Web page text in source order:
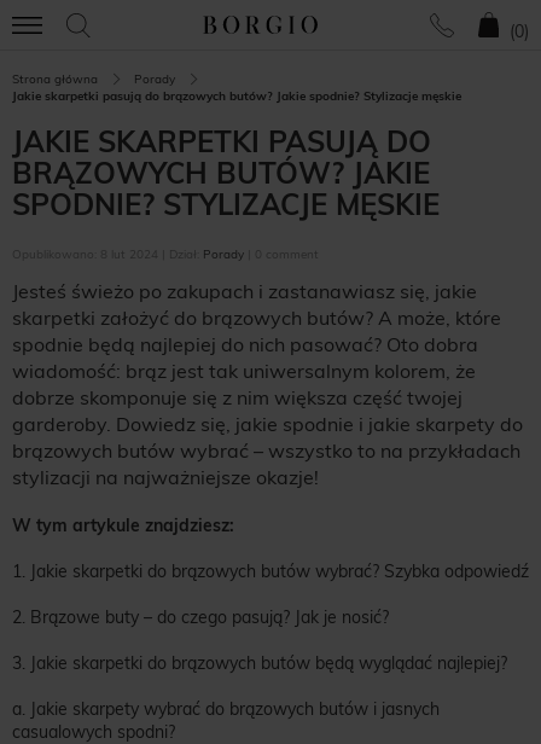
(0)
Strona główna
Porady
Jakie skarpetki pasują do brązowych butów? Jakie spodnie? Stylizacje męskie
JAKIE SKARPETKI PASUJĄ DO
BRĄZOWYCH BUTÓW? JAKIE
SPODNIE? STYLIZACJE MĘSKIE
Opublikowano: 8 lut 2024 | Dział: Porady | 0 comment
Jesteś świeżo po zakupach i zastanawiasz się, jakie
skarpetki założyć do brązowych butów? A może, które
spodnie będą najlepiej do nich pasować? Oto dobra
wiadomość: brąz jest tak uniwersalnym kolorem, że
dobrze skomponuje się z nim większa część twojej
garderoby. Dowiedz się, jakie spodnie i jakie skarpety do
brązowych butów wybrać – wszystko to na przykładach
stylizacji na najważniejsze okazje!
W tym artykule znajdziesz:
1. Jakie skarpetki do brązowych butów wybrać? Szybka odpowiedź
2. Brązowe buty – do czego pasują? Jak je nosić?
3. Jakie skarpetki do brązowych butów będą wyglądać najlepiej?
a. Jakie skarpety wybrać do brązowych butów i jasnych
casualowych spodni?